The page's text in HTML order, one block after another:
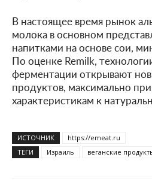
В настоящее время рынок
молока в основном
напитками на основе сои,
По оценке Remilk,
ферментации открывают
продуктов, максимально
характеристикам к
ИСТОЧНИК
https://emeat.ru
ТЕГИ
Израиль веганские